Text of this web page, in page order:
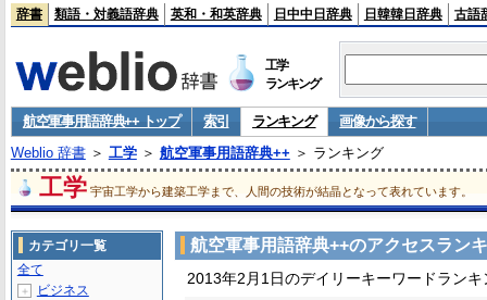
辞書 類語・対義語辞典 英和・和英辞典 日中中日辞典 日韓韓日辞典 古語
工学
ランキング
航空軍事用語辞典++ トップ 索引 ランキング
画像から探す
Weblio 辞書＞ 工学＞ 航空軍事用語辞典++ ＞ ランキング
工学 宇宙工学から建築工学まで、人間の技術が結晶となって表れています。
航空軍事用語辞典++のアクセスラン
2013年2月1日のデイリーキーワードランキ
カテゴリ一覧
全て
＋ ビジネス